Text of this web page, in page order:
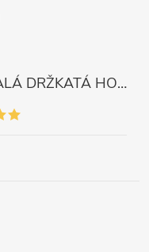
Tričko s potiskem, dětské, MALÁ DRŽKATÁ HOLKA, 1 ks